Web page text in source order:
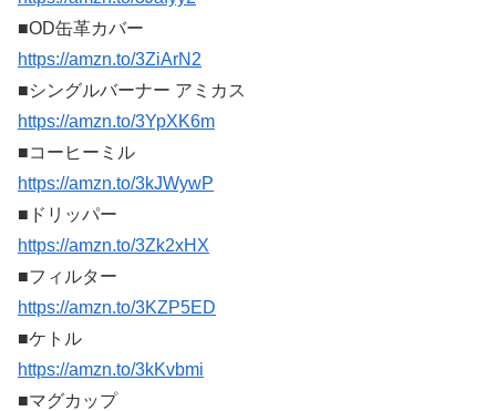
■OD缶革カバー
https://amzn.to/3ZiArN2
■シングルバーナー アミカス
https://amzn.to/3YpXK6m
■コーヒーミル
https://amzn.to/3kJWywP
■ドリッパー
https://amzn.to/3Zk2xHX
■フィルター
https://amzn.to/3KZP5ED
■ケトル
https://amzn.to/3kKvbmi
■マグカップ